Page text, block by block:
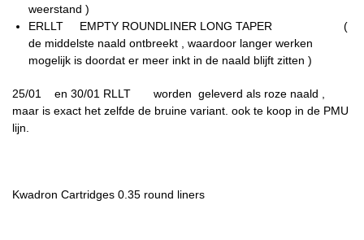
weerstand )
ERLLT EMPTY ROUNDLINER LONG TAPER (
de middelste naald ontbreekt , waardoor langer werken
mogelijk is doordat er meer inkt in de naald blijft zitten )
25/01 en 30/01 RLLT worden geleverd als roze naald ,
maar is exact het zelfde de bruine variant. ook te koop in de PMU
lijn.
Kwadron Cartridges 0.35 round liners